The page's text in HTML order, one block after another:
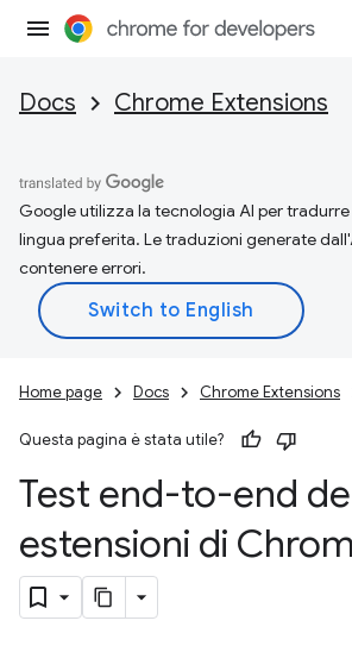
Docs Chrome Extensions
Google utilizza la tecnologia AI per
lingua preferita. Le traduzioni generate
contenere errori.
Home page Docs Chrome Extensions
Questa pagina è stata utile?
Test end-to-end
estensioni di